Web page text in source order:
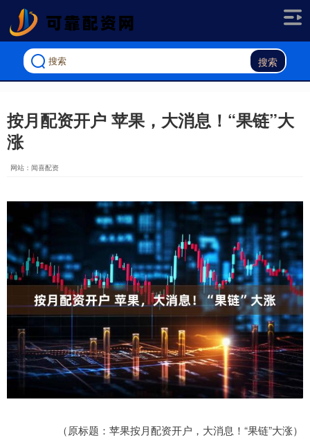
搜索
按月配资开户 苹果，大消息！“果链”大
涨
网站：闻喜配资
（原标题：苹果按月配资开户，大消息！“果链”大涨）